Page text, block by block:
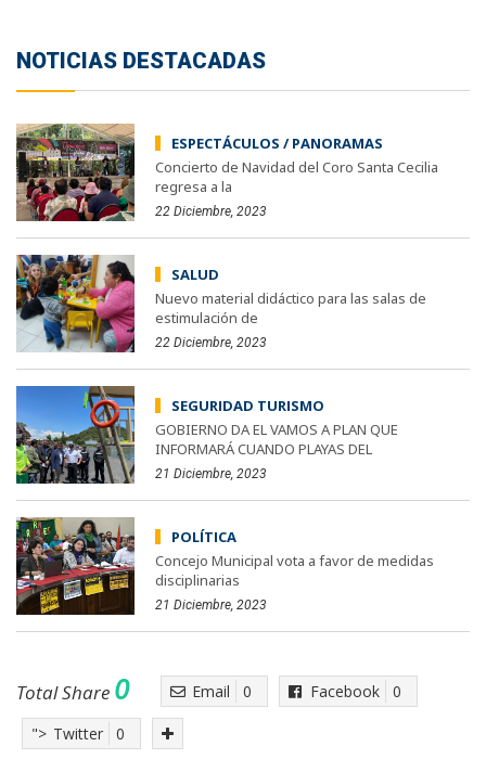
NOTICIAS DESTACADAS
ESPECTÁCULOS / PANORAMAS
Concierto de Navidad del Coro Santa Cecilia
regresa a la
22 Diciembre, 2023
SALUD
Nuevo material didáctico para las salas de
estimulación de
22 Diciembre, 2023
SEGURIDAD TURISMO
GOBIERNO DA EL VAMOS A PLAN QUE
INFORMARÁ CUANDO PLAYAS DEL
21 Diciembre, 2023
POLÍTICA
Concejo Municipal vota a favor de medidas
disciplinarias
21 Diciembre, 2023
Total Share 0 Email 0 Facebook 0
"> Twitter 0